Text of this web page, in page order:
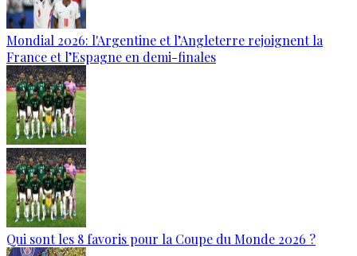
Mondial 2026: l'Argentine et l’Angleterre rejoignent la
France et l’Espagne en demi-finales
Qui sont les 8 favoris pour la Coupe du Monde 2026 ?